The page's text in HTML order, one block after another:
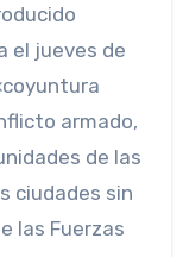
el jueves de
armado,
de las
ciudades sin
las Fuerzas